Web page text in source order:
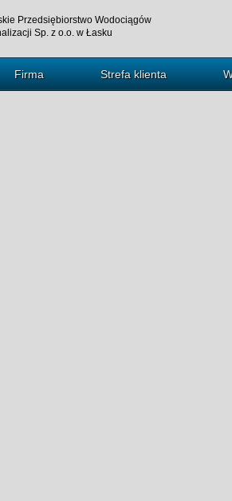
Przedsiębiorstwo Wodociągów
Sp. z o.o. w Łasku
Firma Strefa klienta